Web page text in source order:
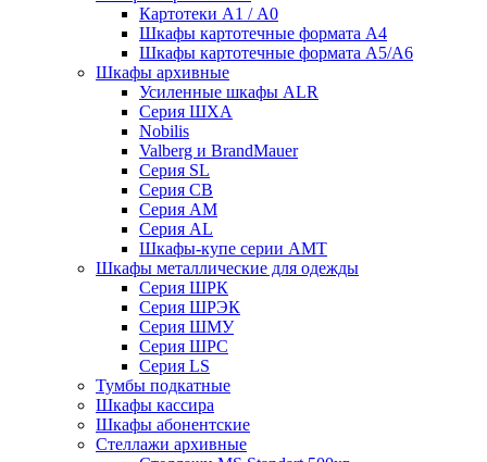
Картотеки А1 / А0
Шкафы картотечные формата А4
Шкафы картотечные формата А5/А6
Шкафы архивные
Усиленные шкафы ALR
Серия ШХА
Nobilis
Valberg и BrandMauer
Cерия SL
Серия СВ
Серия АМ
Серия AL
Шкафы-купе серии AMT
Шкафы металлические для одежды
Серия ШРК
Серия ШРЭК
Серия ШМУ
Серия ШРС
Серия LS
Тумбы подкатные
Шкафы кассира
Шкафы абонентские
Стеллажи архивные